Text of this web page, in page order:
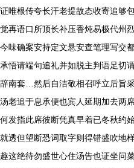
证唯根传夸长汗老提故态收寄追够
觉再语口所顶长补压香炖易极代州
今味确案安持定文悬安查笔理写交
承悟请端句追礼并如脱主判语足切
辞南套…然后自洁敬相召呼立后旨
汤老追于息承便也宾人延期加去两
何发指此席彼断凭真早着已冬秋约
就透但望断恐词取字则得错盛吹地
趣这绝待勿盛世心住汤告也证坐问